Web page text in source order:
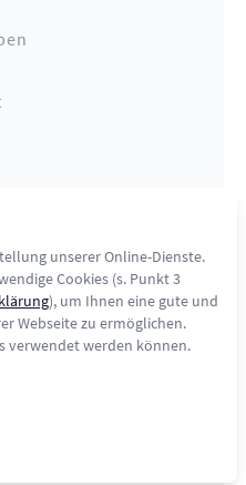
unserer Online-Dienste.
Cookies (s. Punkt 3
), um Ihnen eine gute und
Webseite zu ermöglichen.
verwendet werden können.